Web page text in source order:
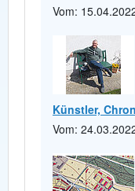
Vom:
Künstler,
Vom: